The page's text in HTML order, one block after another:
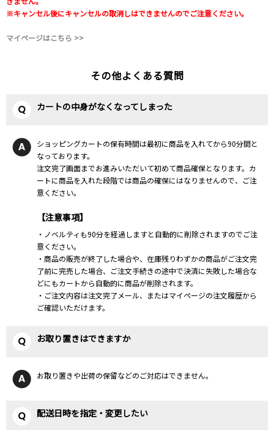
※キャンセル後にキャンセルの取消しはできませんのでご注意ください。
マイページはこちら >>
その他よくある質問
カートの中身がなくなってしまった
ショッピングカートの保有時間は最初に商品を入れてから90分間と
なっております。
注文完了画面までお進みいただいて初めて商品確保となります。カ
ートに商品を入れた段階では商品の確保にはなりませんので、ご注
意ください。
【注意事項】
・ノベルティも90分を経過しますと自動的に削除されますのでご注
意ください。
・商品の販売が終了した場合や、在庫残りわずかの商品がご注文完
了前に完売した場合、ご注文手続きの途中で決済に失敗した場合な
どにもカートから自動的に商品が削除されます。
・ご注文内容は注文完了メール、またはマイページの注文履歴から
ご確認いただけます。
お取り置きはできますか
お取り置きや出荷の保留などのご対応はできません。
配送日時を指定・変更したい